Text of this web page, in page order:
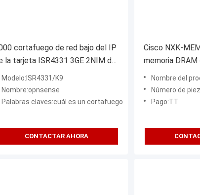
cortafuego de red bajo del IP
la tarjeta ISR4331 3GE 2NIM del
de Cisco del router
Modelo:ISR4331/K9
Nombre:opnsense
Palabras claves:cuál es un cortafuego
CONTACTAR AHORA
Cisco NXK-
memoria DRAM
conmutadores
9000
Nombre del
Número de
Pago:TT